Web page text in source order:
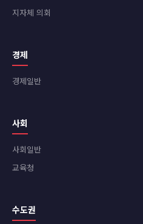
지자체 의회
경제
경제일반
사회
사회일반
교육청
수도권